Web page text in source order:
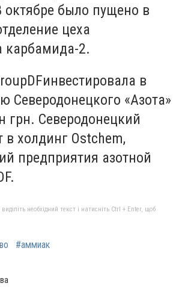
было пущено в
цеха
карбамида-2.
DFинвестировала в
Северодонецкого «Азота»
грн. Северодонецкий
в холдинг Ostchem,
предприятия азотной
.
необхідний текст і натисніть Ctrl + Enter, щоб
#аммиак